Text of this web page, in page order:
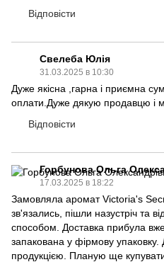
Відповісти
Свелеба Юлія
31.03.2025 в 10:30
Дуже якісна ,гарна і приємна
оплати.Дуже дякую продавцю і
Відповісти
Горбунова Ольга
17.03.2025 в 18:22
Замовляла аромат Victoria's
зв'язались, пішли назустріч та
способом. Доставка прибула
запакована у фірмову
продукцією. Планую ще